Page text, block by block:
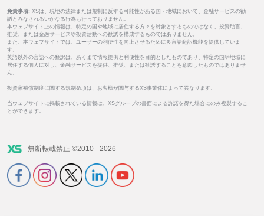
免責事項: XSは、現地の法律または規制に反する可能性がある国・地域において、金融サービスの勧
誘とみなされるいかなる行為も行っておりません。
本ウェブサイト上の情報は、特定の国や地域に居住する方々を対象とするものではなく、投資助言、
推奨、または金融サービスや投資活動への勧誘を構成するものではありません。
また、本ウェブサイトでは、ユーザーの利便性を向上させるために多言語翻訳機能を提供していま
す。
英語以外の言語への翻訳は、あくまで情報提供と利便性を目的としたものであり、特定の国や地域に
居住する個人に対し、金融サービスを提供、推奨、または勧誘することを意図したものではありませ
ん。
投資家補償制度に関する規制条項は、お客様が関与するXS事業体によって異なります。
当ウェブサイトに掲載されている情報は、XSグループの書面による許諾を得た場合にのみ複製するこ
とができます。
無断転載禁止 ©2010 - 2026